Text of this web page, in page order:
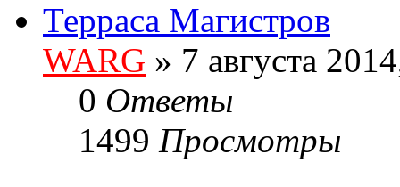
Терраса Магистров
WARG » 7 августа
0 Ответы
1499 Просмотры